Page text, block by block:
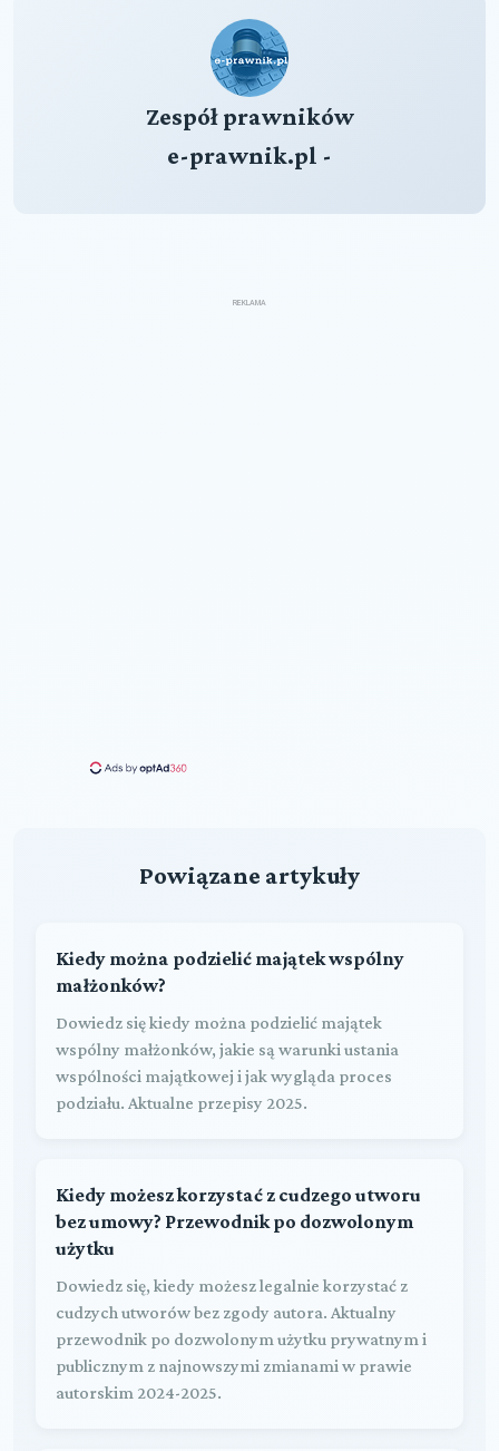
Zespół prawników
e-prawnik.pl -
REKLAMA
Powiązane artykuły
Kiedy można podzielić majątek wspólny
małżonków?
Dowiedz się kiedy można podzielić majątek
wspólny małżonków, jakie są warunki ustania
wspólności majątkowej i jak wygląda proces
podziału. Aktualne przepisy 2025.
Kiedy możesz korzystać z cudzego utworu
bez umowy? Przewodnik po dozwolonym
użytku
Dowiedz się, kiedy możesz legalnie korzystać z
cudzych utworów bez zgody autora. Aktualny
przewodnik po dozwolonym użytku prywatnym i
publicznym z najnowszymi zmianami w prawie
autorskim 2024-2025.